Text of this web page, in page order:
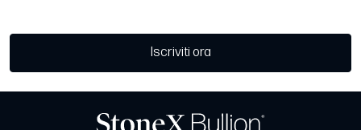
Iscriviti ora